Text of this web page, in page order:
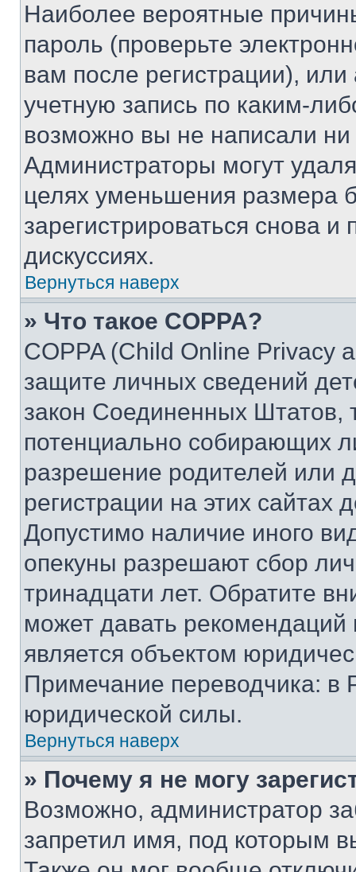
Наиболее вероятные
пароль (проверьте
вам после регистрации),
учетную запись по каким-
возможно вы не написали
Администраторы могут
целях уменьшения размера
зарегистрироваться снова и
дискуссиях.
Вернуться наверх
» Что такое COPPA?
COPPA (Child Online Privacy
защите личных сведений
закон Соединенных Штатов,
потенциально собирающих
разрешение родителей или
регистрации на этих сайтах
Допустимо наличие иного
опекуны разрешают сбор
тринадцати лет. Обратите
может давать
является объектом
Примечание переводчика: в
юридической силы.
Вернуться наверх
» Почему я не могу
Возможно, администратор
запретил имя, под которым